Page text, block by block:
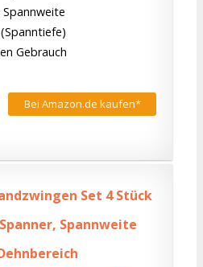
Gebrauch
Bei Amazon.de kaufen*
Set 4 Stück
Spannweite